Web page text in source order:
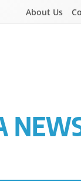
About Us